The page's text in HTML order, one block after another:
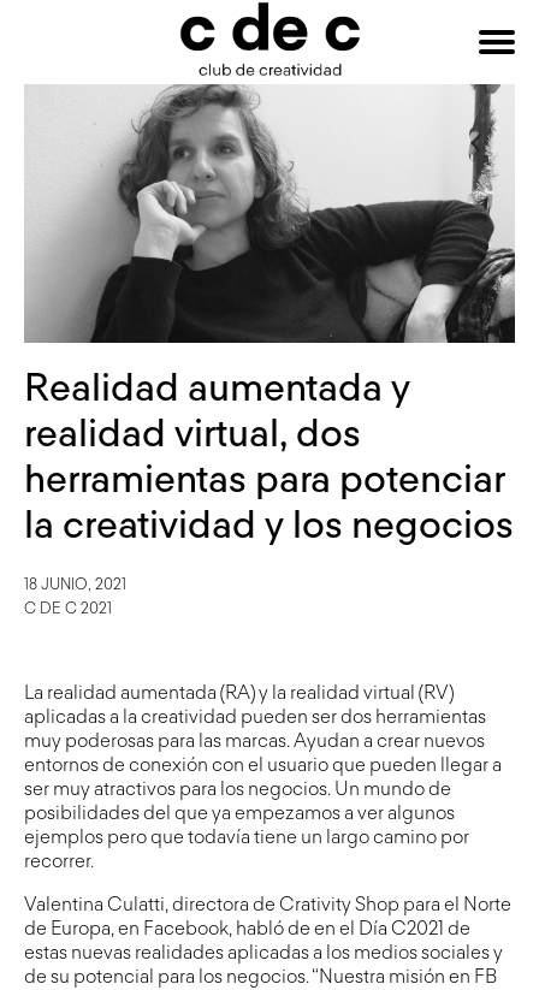
HAZTE
Realidad aumentada y
realidad virtual, dos
herramientas para potenciar
la creatividad y los negocios
18 JUNIO, 2021
C DE C 2021
La realidad aumentada (RA) y la realidad virtual (RV)
aplicadas a la creatividad pueden ser dos herramientas
muy poderosas para las marcas. Ayudan a crear nuevos
entornos de conexión con el usuario que pueden llegar a
ser muy atractivos para los negocios. Un mundo de
posibilidades del que ya empezamos a ver algunos
ejemplos pero que todavía tiene un largo camino por
recorrer.
Valentina Culatti, directora de Crativity Shop para el Norte
de Europa, en Facebook, habló de en el Día C2021 de
estas nuevas realidades aplicadas a los medios sociales y
de su potencial para los negocios. “Nuestra misión en FB